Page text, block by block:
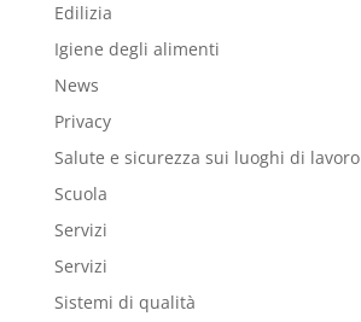
Edilizia
Igiene degli alimenti
News
Privacy
Salute e sicurezza sui luoghi di lavoro
Scuola
Servizi
Servizi
Sistemi di qualità